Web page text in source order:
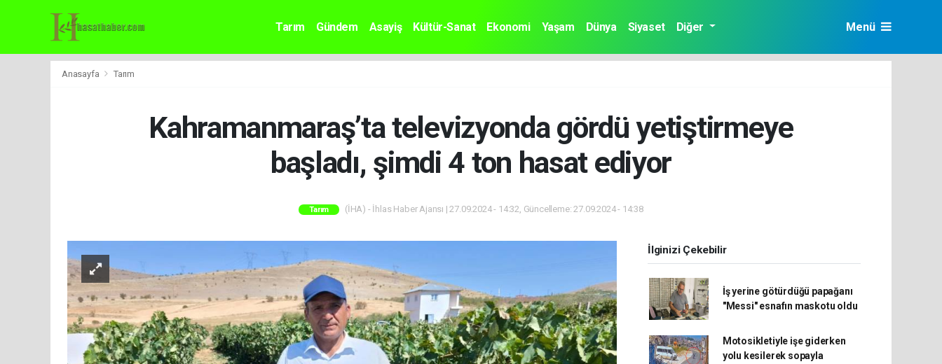
Tarım Gündem Asayiş Kültür-Sanat Ekonomi Yaşam Dünya Siyaset Diğer Menü
Anasayfa Tarım
Kahramanmaraş’ta televizyonda gördü yetiştirmeye
başladı, şimdi 4 ton hasat ediyor
Tarım (İHA) - İhlas Haber Ajansı | 27.09.2024 - 14:32, Güncelleme: 27.09.2024 - 14:38
İlginizi Çekebilir
İş yerine götürdüğü papağanı
"Messi" esnafın maskotu oldu
Motosikletiyle işe giderken
yolu kesilerek sopayla